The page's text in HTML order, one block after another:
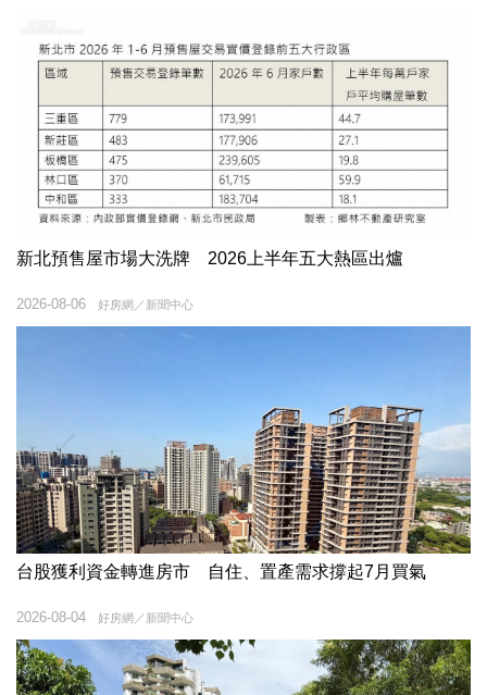
新北預售屋市場大洗牌 2026上半年五大熱區出爐
好房網／新聞中心
2026-08-06
台股獲利資金轉進房市 自住、置產需求撐起7月買氣
好房網／新聞中心
2026-08-04